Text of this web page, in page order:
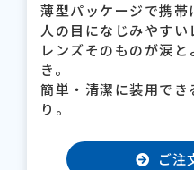
薄型パッケージで携帯
人の目になじみやすい
レンズそのものが涙
き。
簡単・清潔に装用で
り。
ご注